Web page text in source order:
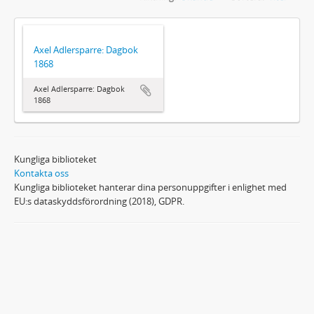
Axel Adlersparre: Dagbok
1868
Axel Adlersparre: Dagbok
1868
Kungliga biblioteket
Kontakta oss
Kungliga biblioteket hanterar dina personuppgifter i enlighet med
EU:s dataskyddsförordning (2018), GDPR.